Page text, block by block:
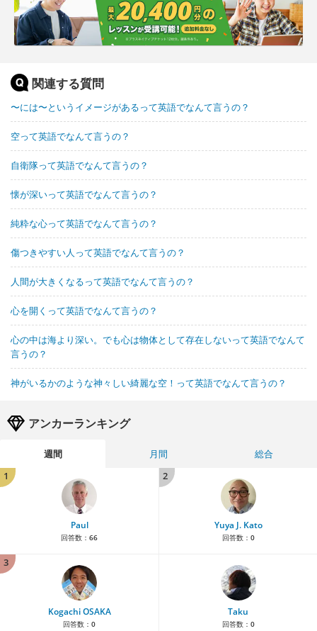
関連する質問
〜には〜というイメージがあるって英語でなんて言うの？
空って英語でなんて言うの？
自衛隊って英語でなんて言うの？
懐が深いって英語でなんて言うの？
純粋な心って英語でなんて言うの？
傷つきやすい人って英語でなんて言うの？
人間が大きくなるって英語でなんて言うの？
心を開くって英語でなんて言うの？
心の中は海より深い。でも心は物体として存在しないって英語でなんて
言うの？
神がいるかのような神々しい綺麗な空！って英語でなんて言うの？
アンカーランキング
週間 月間
総合
1
Paul
回答数： 66
2
Yuya J. Kato
回答数： 0
3
Kogachi OSAKA
回答数： 0
Taku
回答数： 0